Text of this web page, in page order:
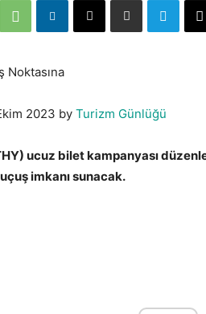
2023 by Turizm Günlüğü
ucuz bilet kampanyası
imkanı sunacak.